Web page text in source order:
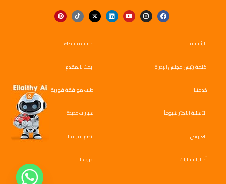
الرئيسية
كلمة رئيس مجلس الإدراة
خدمتنا
الأسئلة الأكثر شيوعاً
العروض
أخبار السيارات
احسب قسطك
ابحث بالمقدم
طلب موافقة فورية
سيارات جديدة
انضم لفريقنا
فروعنا